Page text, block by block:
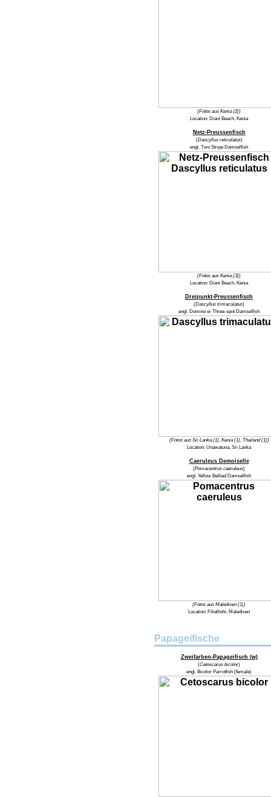
(Fotos aus Kenia (2))
Location: Diani Beach, Kenia
Netz-Preussenfisch
(Dascyllus reticulatus)
engl. Two Stripe Damselfish
(Fotos aus Kenia (3))
Location: Diani Beach, Kenia
Dreipunkt-Preussenfisch
(Dascyllus trimaculatus)
engl. Domino or Three-spot Damselfish
(Fotos aus Sri Lanka (1), Kenia (1), Thailand (1))
Location: Unawatuna, Sri Lanka
Caeruleus Demoiselle
(Pomacentrus caeruleus)
engl. Yellow Bellied Damselfish
(Fotos aus Malediven (1))
Location: Fihalhohi, Malediven
Papageifische
Zweifarben-Papageifisch (w)
(Cetoscarus bicolor)
engl. Bicolor Parrotfish (female)